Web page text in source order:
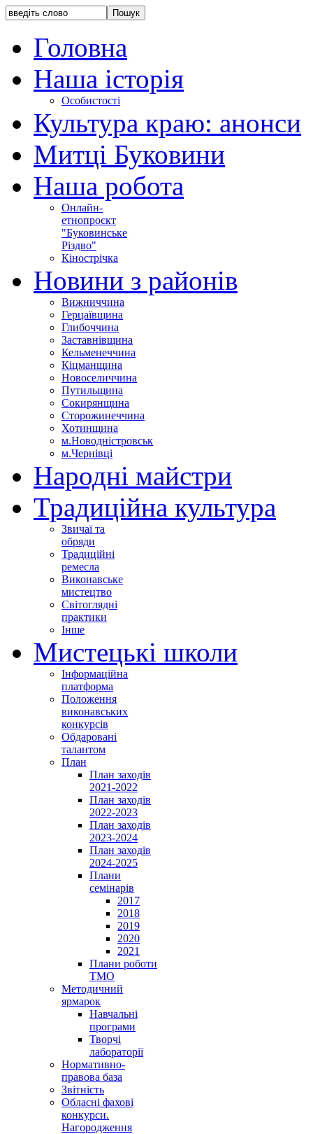
Головна
Наша історія
Особистості
Культура краю: анонси
Митці Буковини
Наша робота
Онлайн-
етнопроєкт
"Буковинське
Різдво"
Кінострічка
Новини з районів
Вижниччина
Герцаївщина
Глибоччина
Заставнівщина
Кельменеччина
Кіцманщина
Новоселиччина
Путильщина
Сокирянщина
Сторожинеччина
Хотинщина
м.Новодністровськ
м.Чернівці
Народні майстри
Традиційна культура
Звичаї та
обряди
Традиційні
ремесла
Виконавське
мистецтво
Світоглядні
практики
Інше
Мистецькі школи
Інформаційна
платформа
Положення
виконавських
конкурсів
Обдаровані
талантом
План
План заходів
2021-2022
План заходів
2022-2023
План заходів
2023-2024
План заходів
2024-2025
Плани
семінарів
2017
2018
2019
2020
2021
Плани роботи
ТМО
Методичний
ярмарок
Навчальні
програми
Творчі
лабораторії
Нормативно-
правова база
Звітність
Обласні фахові
конкурси.
Нагородження